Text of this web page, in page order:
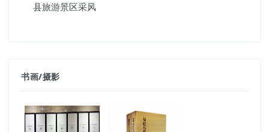
县旅游景区采风
书画/摄影